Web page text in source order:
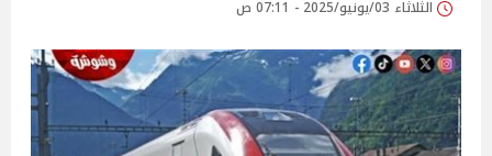
الثلاثاء 03/يونيو/2025 - 07:11 ص